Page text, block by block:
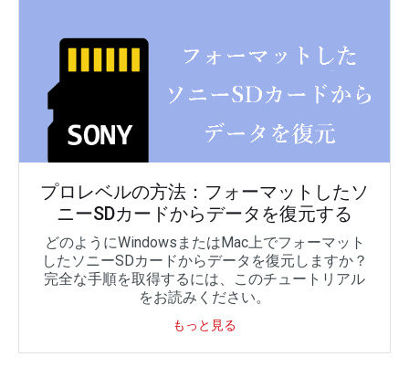
プロレベルの方法：フォーマットしたソ
ニーSDカードからデータを復元する
どのようにWindowsまたはMac上でフォーマット
したソニーSDカードからデータを復元しますか？
完全な手順を取得するには、このチュートリアル
をお読みください。
もっと見る